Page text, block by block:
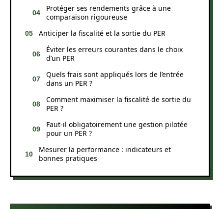
Protéger ses rendements grâce à une
comparaison rigoureuse
Anticiper la fiscalité et la sortie du PER
Éviter les erreurs courantes dans le choix
d’un PER
Quels frais sont appliqués lors de l’entrée
dans un PER ?
Comment maximiser la fiscalité de sortie du
PER ?
Faut-il obligatoirement une gestion pilotée
pour un PER ?
Mesurer la performance : indicateurs et
bonnes pratiques